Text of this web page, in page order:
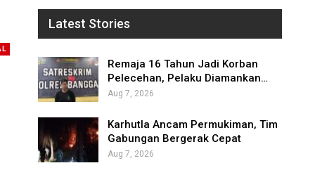
Latest Stories
Remaja 16 Tahun Jadi Korban
Pelecehan, Pelaku Diamankan…
Aug 7, 2026
Karhutla Ancam Permukiman, Tim
Gabungan Bergerak Cepat
Aug 7, 2026